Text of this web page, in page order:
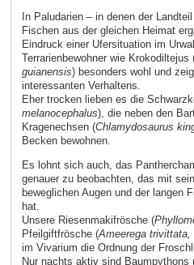
In Paludarien – in denen der
Fischen aus der gleichen Heimat
Eindruck einer Ufersituation im
Terrarienbewohner wie Krokodiltejus
guianensis) besonders wohl und
interessanten Verhaltens.
Eher trocken lieben es die
melanocephalus), die neben den
Kragenechsen (Chlamydosaurus
Becken bewohnen.
Es lohnt sich auch, das
genauer zu beobachten, das mit
beweglichen Augen und der langen
hat.
Unsere Riesenmakifrösche (
Pfeilgiftfrösche (Ameerega
im Vivarium die Ordnung der
Nur nachts aktiv sind Baumpythons